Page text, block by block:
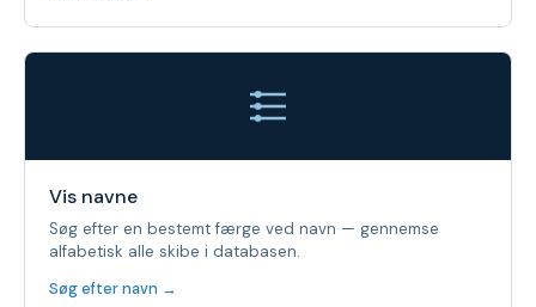
Vis navne
Søg efter en bestemt færge ved navn — gennemse
alfabetisk alle skibe i databasen.
Søg efter navn →